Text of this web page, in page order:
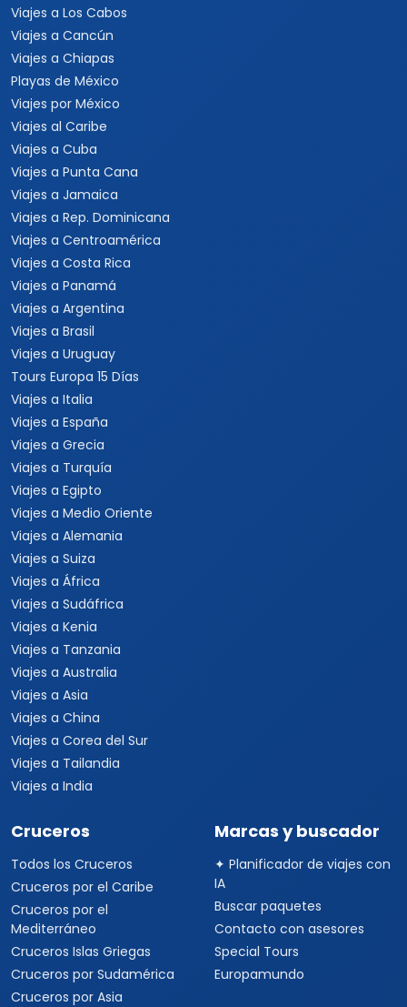
Viajes a Los Cabos
Viajes a Cancún
Viajes a Chiapas
Playas de México
Viajes por México
Viajes al Caribe
Viajes a Cuba
Viajes a Punta Cana
Viajes a Jamaica
Viajes a Rep. Dominicana
Viajes a Centroamérica
Viajes a Costa Rica
Viajes a Panamá
Viajes a Argentina
Viajes a Brasil
Viajes a Uruguay
Tours Europa 15 Días
Viajes a Italia
Viajes a España
Viajes a Grecia
Viajes a Turquía
Viajes a Egipto
Viajes a Medio Oriente
Viajes a Alemania
Viajes a Suiza
Viajes a África
Viajes a Sudáfrica
Viajes a Kenia
Viajes a Tanzania
Viajes a Australia
Viajes a Asia
Viajes a China
Viajes a Corea del Sur
Viajes a Tailandia
Viajes a India
Cruceros
Todos los Cruceros
Cruceros por el Caribe
Cruceros por el
Mediterráneo
Cruceros Islas Griegas
Cruceros por Sudamérica
Cruceros por Asia
Marcas y buscador
✦ Planificador de viajes con
IA
Buscar paquetes
Contacto con asesores
Special Tours
Europamundo